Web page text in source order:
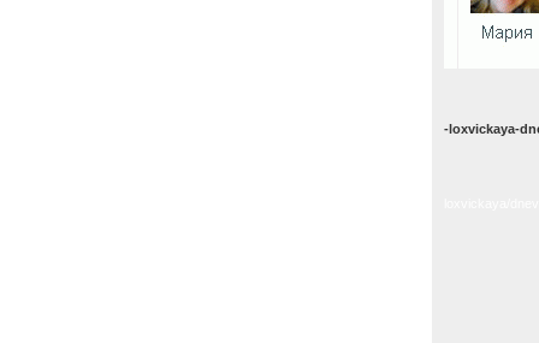
-loxvickaya-